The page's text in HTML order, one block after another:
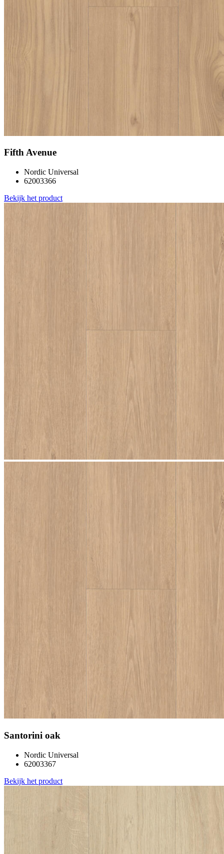
Fifth Avenue
Nordic Universal
62003366
Bekijk het product
Santorini oak
Nordic Universal
62003367
Bekijk het product